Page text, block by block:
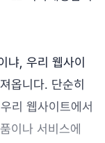
냐, 우리 웹사이
옵니다. 단순히
리 웹사이트에서
이나 서비스에